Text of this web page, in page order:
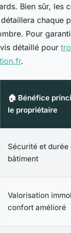
Bien sûr, les
chaque
Pour
détaillé pour
.
🏠 Bénéfice
le propriétaire
Sécurité et durée
bâtiment
Valorisation
confort amélioré